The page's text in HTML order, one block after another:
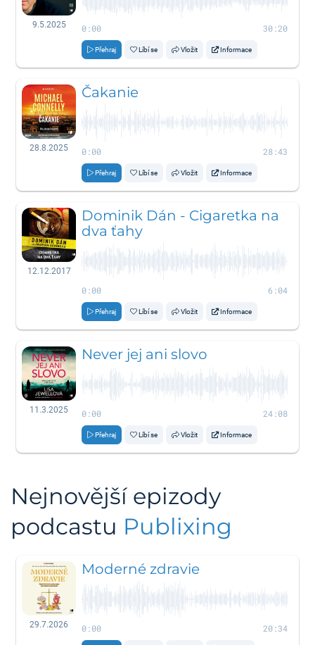
9.5.2025 0:00 30:20
Přehraj Líbí se Vložit Informace
28.8.2025
Čakanie
0:00 28:43
Přehraj Líbí se Vložit Informace
12.12.2017
Dominik Dán - Cigaretka na
dva ťahy
0:00 6:04
Přehraj Líbí se Vložit Informace
11.3.2025
Never jej ani slovo
0:00 24:08
Přehraj Líbí se Vložit Informace
Nejnovější epizody
podcastu Publixing
29.7.2026
Moderné zdravie
0:00 20:34